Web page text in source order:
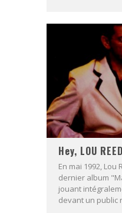
Hey, LOU
En mai 1992,
dernier album
jouant
devant un public